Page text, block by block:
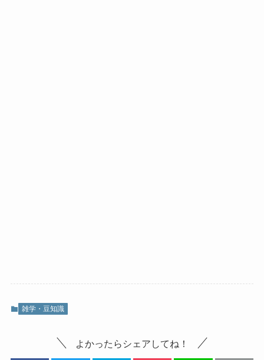
雑学・豆知識
よかったらシェアしてね！